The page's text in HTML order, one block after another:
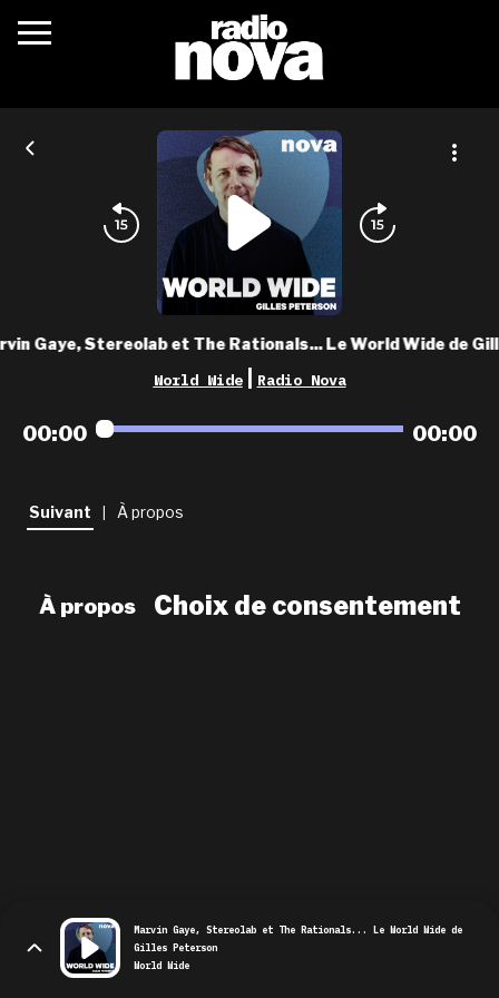
c’était quoi ?
actualités
podcasts
fréquences
nova aime
les grilles
playlists
newsletter
Gaye, Stereolab et The Rationals... Le World Wide de
World Wide Radio Nova
00:00 00:00
Suivant À propos
À propos Choix de consentement
Marvin Gaye, Stereolab et The Rationals... Le World Wide de
Gilles Peterson
World Wide